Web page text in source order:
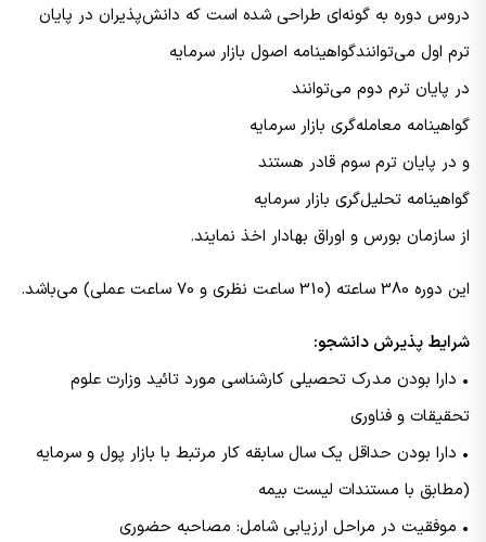
دروس دوره به گونه‌ای طراحی شده است که دانش‌پذیران در پایان
ترم اول می‌توانندگواهینامه اصول بازار سرمایه
در پایان ترم دوم می‌توانند
گواهینامه معامله‌گری بازار سرمایه
و در پایان ترم سوم قادر هستند
گواهینامه تحلیل‌گری بازار سرمایه
از سازمان بورس و اوراق بهادار اخذ نمایند.
این دوره 380 ساعته (310 ساعت نظری و 70 ساعت عملی) می‌باشد.
شرایط پذیرش دانشجو:
• دارا بودن مدرک تحصیلی کارشناسی مورد تائید وزارت علوم
تحقیقات و فناوری
• دارا بودن حداقل یک سال سابقه کار مرتبط با بازار پول و سرمایه
(مطابق با مستندات لیست بیمه
• موفقیت در مراحل ارزیابی شامل: مصاحبه حضوری